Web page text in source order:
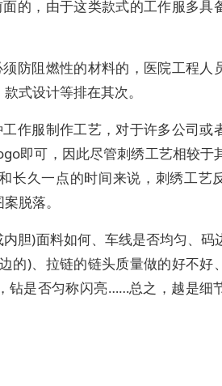
的，由于这类款式的工作服多具
防阻燃性的材料的，医院工程人
式设计等排在其次。
作服制作工艺，对于许多公司或
即可，因此尽管刺绣工艺相较于
长久一点的时间来说，刺绣工艺
脱落。
胆)面料如何、车线是否均匀、码
的)、拉链的链头质量做的好不好
钻是否匀称闪亮……总之，越是细